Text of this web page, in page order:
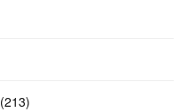
(213)